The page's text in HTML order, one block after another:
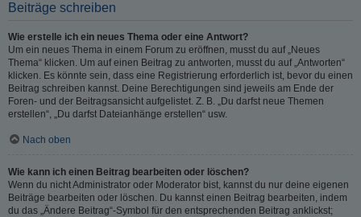
Beiträge schreiben
Wie erstelle ich ein neues Thema oder eine Antwort?
Um ein neues Thema in einem Forum zu eröffnen, musst du auf „Neues
Thema“ klicken. Um auf einen Beitrag zu antworten, musst du auf „Antworten“
klicken. Es könnte sein, dass eine Registrierung erforderlich ist, bevor du einen
Beitrag schreiben kannst. Deine Berechtigungen sind jeweils am Ende der
Foren- und der Beitragsansicht aufgelistet. Z. B. „Du darfst neue Themen
erstellen“, „Du darfst Dateianhänge erstellen“ usw.
Nach oben
Wie kann ich einen Beitrag bearbeiten oder löschen?
Wenn du nicht Administrator oder Moderator bist, kannst du nur deine eigenen
Beiträge bearbeiten oder löschen. Du kannst einen Beitrag bearbeiten, indem
du das „Ändere Beitrag“-Symbol für den entsprechenden Beitrag anklickst;